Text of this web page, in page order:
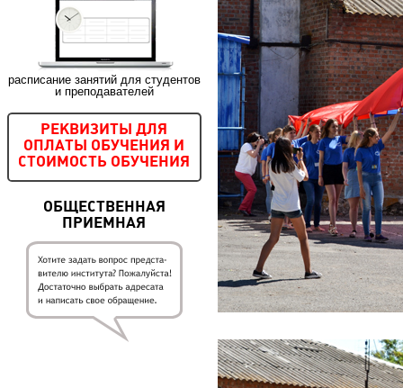
расписание занятий для студентов
и преподавателей
РЕКВИЗИТЫ ДЛЯ
ОПЛАТЫ ОБУЧЕНИЯ И
СТОИМОСТЬ ОБУЧЕНИЯ
ОБЩЕСТВЕННАЯ
ПРИЕМНАЯ